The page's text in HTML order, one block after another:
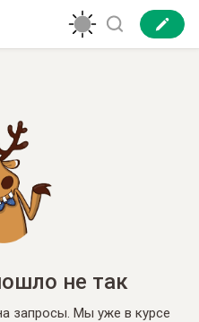
не так
запросы. Мы уже в курсе